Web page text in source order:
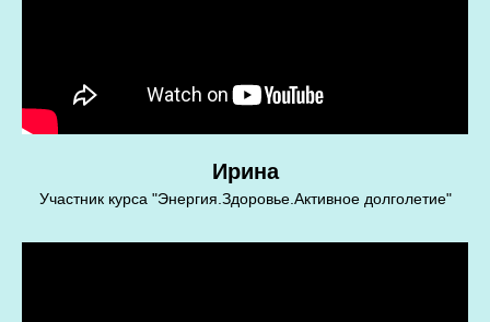
Ирина
Участник курса "Энергия.Здоровье.Активное долголетие"